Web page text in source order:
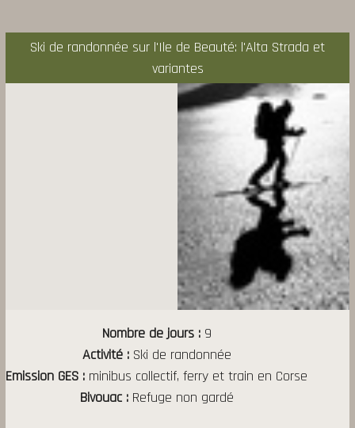
Ski de randonnée sur l'Ile de Beauté: l'Alta Strada et
variantes
Nombre de jours
9
Activité
Ski de randonnée
Emission GES
minibus collectif, ferry et train en Corse
Bivouac
Refuge non gardé